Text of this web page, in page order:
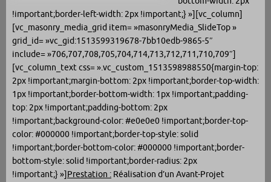
!important;border-left-width: 2px !important;} »][vc_column]
[vc_masonry_media_grid item= »masonryMedia_SlideTop »
grid_id= »vc_gid:1513599319678-7bb10edb-9865-5″
include= »706,707,708,705,704,714,713,712,711,710,709″]
[vc_column_text css= ».vc_custom_1513598988550{margin-top:
2px !important;margin-bottom: 2px !important;border-top-width:
1px !important;border-bottom-width: 1px !important;padding-
top: 2px !important;padding-bottom: 2px
!important;background-color: #e0e0e0 !important;border-top-
color: #000000 !important;border-top-style: solid
!important;border-bottom-color: #000000 !important;border-
bottom-style: solid !important;border-radius: 2px
!important;} »] Prestation : Réalisation d’un Avant-Projet